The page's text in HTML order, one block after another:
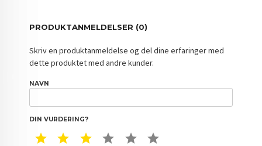
PRODUKTANMELDELSER (0)
Skriv en produktanmeldelse og del dine erfaringer med
dette produktet med andre kunder.
NAVN
DIN VURDERING?
1 STAR2 STAR3 STAR4 STAR5 STAR